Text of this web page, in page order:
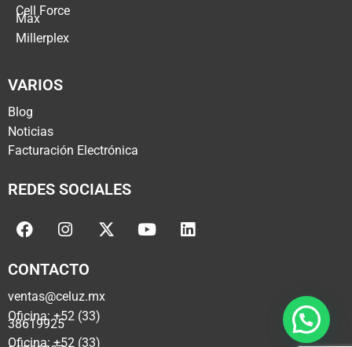
Cell Force
Max
Millerplex
VARIOS
Blog
Noticias
Facturación Electrónica
REDES SOCIALES
CONTACTO
ventas@celuz.mx
Oficina: +52 (33)
38619925
Oficina: +52 (33)